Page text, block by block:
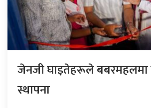
जेनजी घाइतेहरूले बबरमहलमा
स्थापना